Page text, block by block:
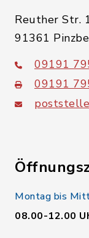
Reuther Str.
91361
09191
09191
Montag bis
08.00-12.00